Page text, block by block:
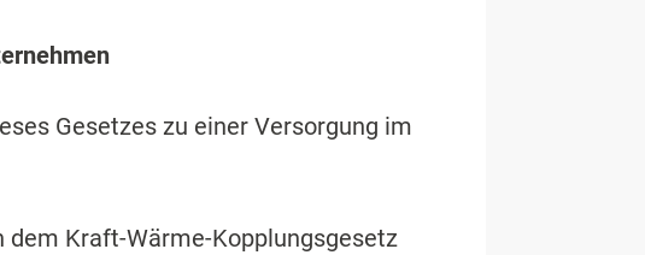
Gesetzes zu einer Versorgung im
dem Kraft-Wärme-Kopplungsgesetz